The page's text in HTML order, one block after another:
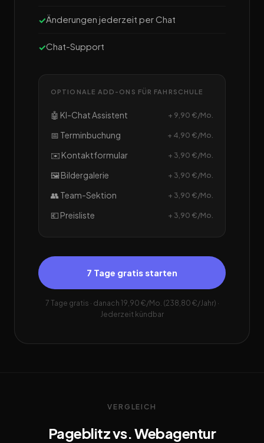
Änderungen jederzeit per Chat
Chat-Support
OPTIONALE ADD-ONS FÜR FAHRSCHULE
🤖 KI-Chat Assistent + 9,90 €/Mo.
📅 Terminbuchung + 4,90 €/Mo.
✉️ Kontaktformular + 3,90 €/Mo.
🖼️ Bildergalerie + 3,90 €/Mo.
👥 Team-Sektion + 3,90 €/Mo.
💶 Preisliste + 3,90 €/Mo.
7 Tage gratis starten
7 Tage gratis · danach 19,90 €/Mo. (238,80 €/Jahr) ·
Jederzeit kündbar
VERGLEICH
Pageblitz vs. Webagentur